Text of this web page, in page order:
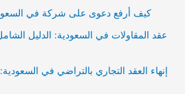
كيف أرفع دعوى على شركة في السعودية؟
عقد المقاولات في السعودية: الدليل
إنهاء العقد التجاري بالتراضي في